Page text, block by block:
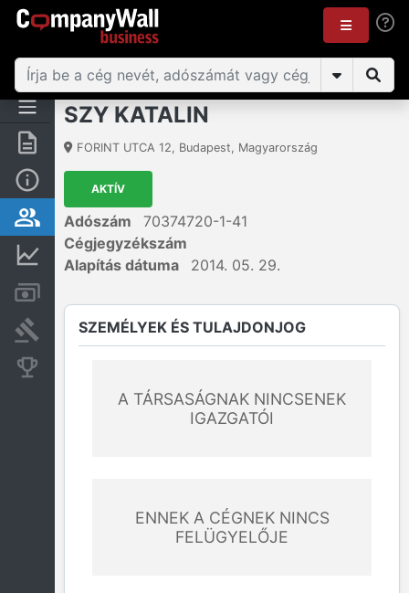
Összegzés
Alap információk
Személyek és tulajdonjog
Pénzügyi információk
Bírósági eljárások
SZY KATALIN
FORINT UTCA 12, Budapest, Magyarország
AKTÍV
Adószám
70374720-1-41
Cégjegyzékszám
Alapítás dátuma
2014. 05. 29.
SZEMÉLYEK ÉS TULAJDONJOG
A TÁRSASÁGNAK NINCSENEK
IGAZGATÓI
ENNEK A CÉGNEK NINCS
FELÜGYELŐJE